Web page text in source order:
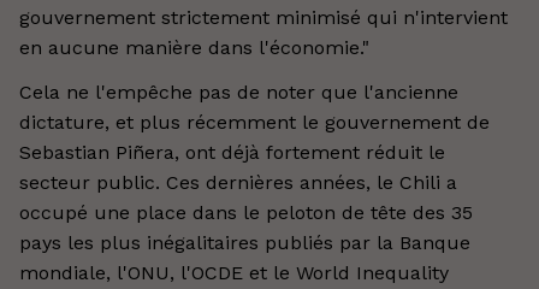
gouvernement strictement minimisé qui n'intervient
en aucune manière dans l'économie."
Cela ne l'empêche pas de noter que l'ancienne
dictature, et plus récemment le gouvernement de
Sebastian Piñera, ont déjà fortement réduit le
secteur public. Ces dernières années, le Chili a
occupé une place dans le peloton de tête des 35
pays les plus inégalitaires publiés par la Banque
mondiale, l'ONU, l'OCDE et le World Inequality